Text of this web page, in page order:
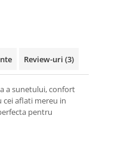
Review-uri (3)
a sunetului, confort
aflati mereu in
pentru